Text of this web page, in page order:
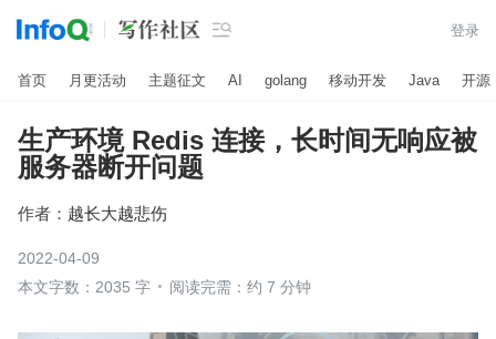
 登录
首页 月更活动 主题征文 AI golang 移动开发 Java 开源
生产环境 Redis 连接，长时间无响应被
服务器断开问题
作者： 越长大越悲伤
2022-04-09
本文字数：2035 字
阅读完需：约 7 分钟